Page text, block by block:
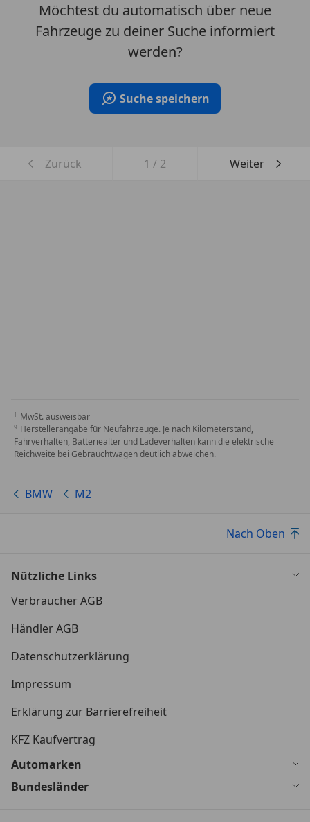
Möchtest du automatisch über neue
Fahrzeuge zu deiner Suche informiert
werden?
Suche speichern
Zurück 1 / 2 Weiter
MwSt. ausweisbar
Herstellerangabe für Neufahrzeuge. Je nach Kilometerstand,
Fahrverhalten, Batteriealter und Ladeverhalten kann die elektrische
Reichweite bei Gebrauchtwagen deutlich abweichen.
BMW M2
Nach Oben
Nützliche Links
Verbraucher AGB
Händler AGB
Datenschutzerklärung
Impressum
Erklärung zur Barrierefreiheit
KFZ Kaufvertrag
Automarken
Bundesländer